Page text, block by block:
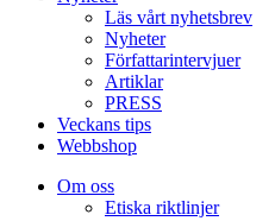
Läs vårt nyhetsbrev
Nyheter
Författarintervjuer
Artiklar
PRESS
Veckans tips
Webbshop
Om oss
Etiska riktlinjer